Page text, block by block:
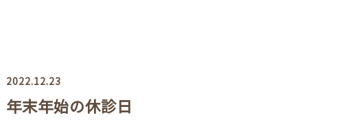
2022.12.23
年末年始の休診日